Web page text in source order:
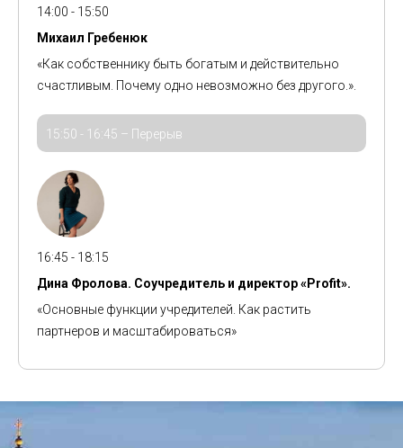
14:00 - 15:50
Михаил Гребенюк
«Как собственнику быть богатым и действительно
счастливым. Почему одно невозможно без другого.».
15:50 - 16:45 – Перерыв
16:45 - 18:15
Дина Фролова. Соучредитель и директор «Profit».
«Основные функции учредителей. Как растить
партнеров и масштабироваться»